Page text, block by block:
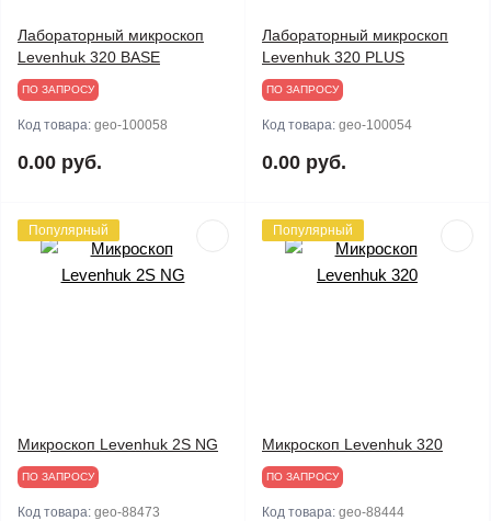
Лабораторный микроскоп
Levenhuk 320 BASE
ПО ЗАПРОСУ
Код товара: geo-100058
0.00 руб.
Лабораторный микроскоп
Levenhuk 320 PLUS
ПО ЗАПРОСУ
Код товара: geo-100054
0.00 руб.
Популярный
Микроскоп Levenhuk 2S NG
ПО ЗАПРОСУ
Код товара: geo-88473
Популярный
Микроскоп Levenhuk 320
ПО ЗАПРОСУ
Код товара: geo-88444